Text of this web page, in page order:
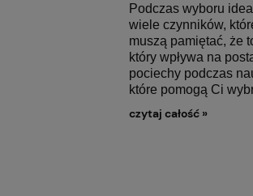
Podczas wyboru
wiele czynników,
muszą pamiętać, że
który wpływa na
pociechy podczas
które pomogą Ci
czytaj całość »